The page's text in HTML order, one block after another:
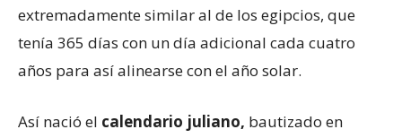
extremadamente similar al de los egipcios, que
tenía 365 días con un día adicional cada cuatro
años para así alinearse con el año solar.
Así nació el calendario juliano, bautizado en